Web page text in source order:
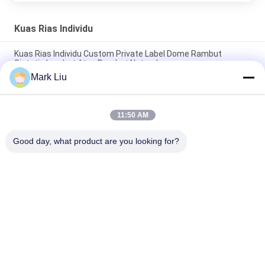
Kuas Rias Individu
Kuas Rias Individu Custom Private Label Dome Rambut
Sintetis Lembut Atau Rambut Natrual
Kuas Rias Individu XGF Rambut Kambing Kuas Kabuki Wajah
Meruncing Dengan Gagang Ebony Alami
Kuas Makeup Individu Datar Kecil / Buffer Kuas Makeup Tiga
Mark Liu
11:50 AM
Good day, what product are you looking for?